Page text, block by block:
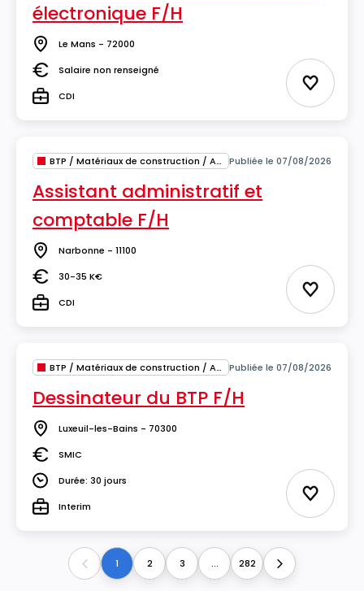
électronique F/H
Lieu Le Mans - 72000
SalaireSalaire non renseigné
TypeCDI Ajouter
BTP / Matériaux de construction / Architecture Publiée le 07/08/2026
Assistant administratif et
comptable F/H
Lieu Narbonne - 11100
Salaire30-35 K€
TypeCDI Ajouter
BTP / Matériaux de construction / Architecture Publiée le 07/08/2026
Dessinateur du BTP F/H
Lieu Luxeuil-les-Bains - 70300
Salaire
SMIC
DuréeDurée: 30 jours
TypeInterim Ajouter
Previous1 2 3 ... 282 Next